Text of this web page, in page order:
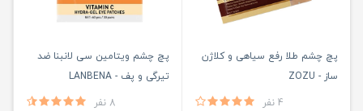
پچ چشم طلا رفع سیاهی و کلاژن
ساز - ZOZU
4 نفر
پچ چشم ویتامین سی لانبنا ضد
تیرگی و پف - LANBENA
8 نفر